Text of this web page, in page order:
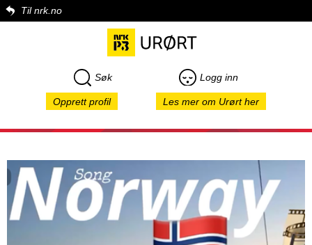
Til nrk.no
Søk Logg inn
Opprett profil Les mer om Urørt her